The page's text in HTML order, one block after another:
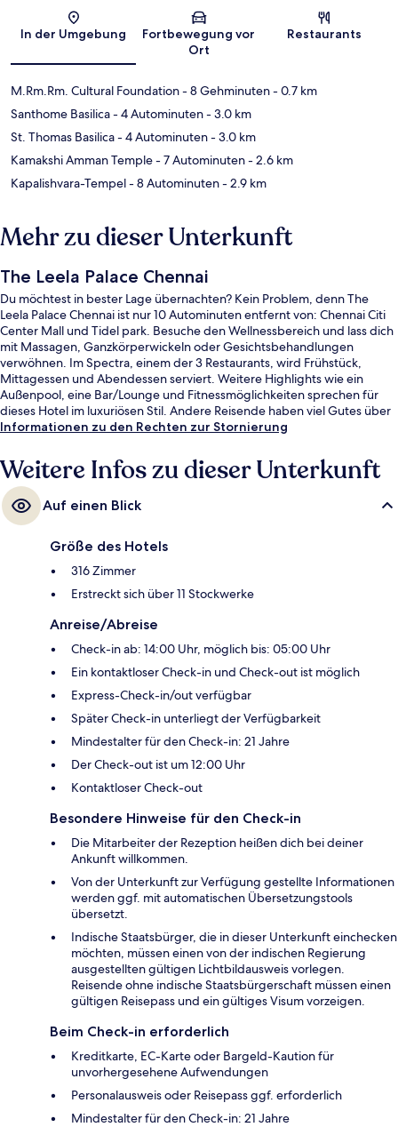
In der Umgebung
Fortbewegung vor
Ort
Restaurants
M.Rm.Rm. Cultural Foundation- 8 Gehminuten- 0.7 km
Santhome Basilica- 4 Autominuten- 3.0 km
St. Thomas Basilica- 4 Autominuten- 3.0 km
Kamakshi Amman Temple- 7 Autominuten- 2.6 km
Kapalishvara-Tempel- 8 Autominuten- 2.9 km
Mehr zu dieser Unterkunft
The Leela Palace Chennai
Du möchtest in bester Lage übernachten? Kein Problem, denn The
Leela Palace Chennai ist nur 10 Autominuten entfernt von: Chennai Citi
Center Mall und Tidel park. Besuche den Wellnessbereich und lass dich
mit Massagen, Ganzkörperwickeln oder Gesichtsbehandlungen
verwöhnen. Im Spectra, einem der 3 Restaurants, wird Frühstück,
Mittagessen und Abendessen serviert. Weitere Highlights wie ein
Außenpool, eine Bar/Lounge und Fitnessmöglichkeiten sprechen für
dieses Hotel im luxuriösen Stil. Andere Reisende haben viel Gutes über
das hilfsbereite Personal zu berichten.
Informationen zu den Rechten zur Stornierung
Weitere Infos zu dieser Unterkunft
Auf einen Blick
Größe des Hotels
316 Zimmer
Erstreckt sich über 11 Stockwerke
Anreise/Abreise
Check-in ab: 14:00 Uhr, möglich bis: 05:00 Uhr
Ein kontaktloser Check-in und Check-out ist möglich
Express-Check-in/out verfügbar
Später Check-in unterliegt der Verfügbarkeit
Mindestalter für den Check-in: 21 Jahre
Der Check-out ist um 12:00 Uhr
Kontaktloser Check-out
Besondere Hinweise für den Check-in
Die Mitarbeiter der Rezeption heißen dich bei deiner
Ankunft willkommen.
Von der Unterkunft zur Verfügung gestellte Informationen
werden ggf. mit automatischen Übersetzungstools
übersetzt.
Indische Staatsbürger, die in dieser Unterkunft einchecken
möchten, müssen einen von der indischen Regierung
ausgestellten gültigen Lichtbildausweis vorlegen.
Reisende ohne indische Staatsbürgerschaft müssen einen
gültigen Reisepass und ein gültiges Visum vorzeigen.
Beim Check-in erforderlich
Kreditkarte, EC-Karte oder Bargeld-Kaution für
unvorhergesehene Aufwendungen
Personalausweis oder Reisepass ggf. erforderlich
Mindestalter für den Check-in: 21 Jahre